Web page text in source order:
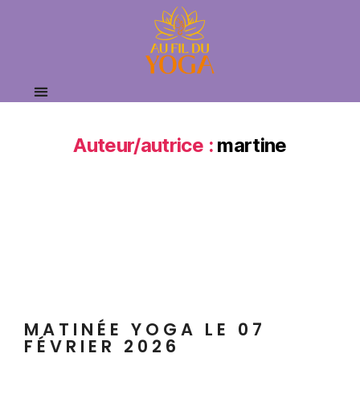
Auteur/autrice : martine
MATINÉE YOGA LE 07
FÉVRIER 2026